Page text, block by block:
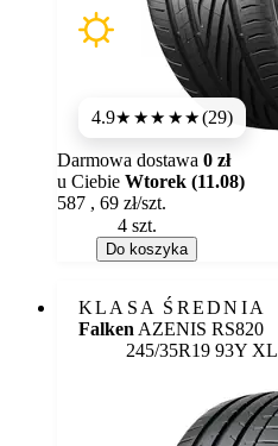
4.9★★★★★(29)
Dostępność:
Darmowa dostawa 0 zł
u Ciebie Wtorek (11.08)
587 , 69 zł/szt.
Do koszyka
KLASA ŚREDNIA
Falken AZENIS RS820
245/35R19 93Y XL